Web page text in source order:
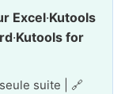
Excel·Kutools
·Kutools for
suite | 🔗